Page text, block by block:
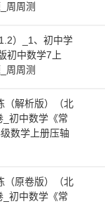
周周测
）_1、初中学
初中数学7上
周周测
（解析版）（北
初中数学《常
数学上册压轴
（原卷版）（北
初中数学《常